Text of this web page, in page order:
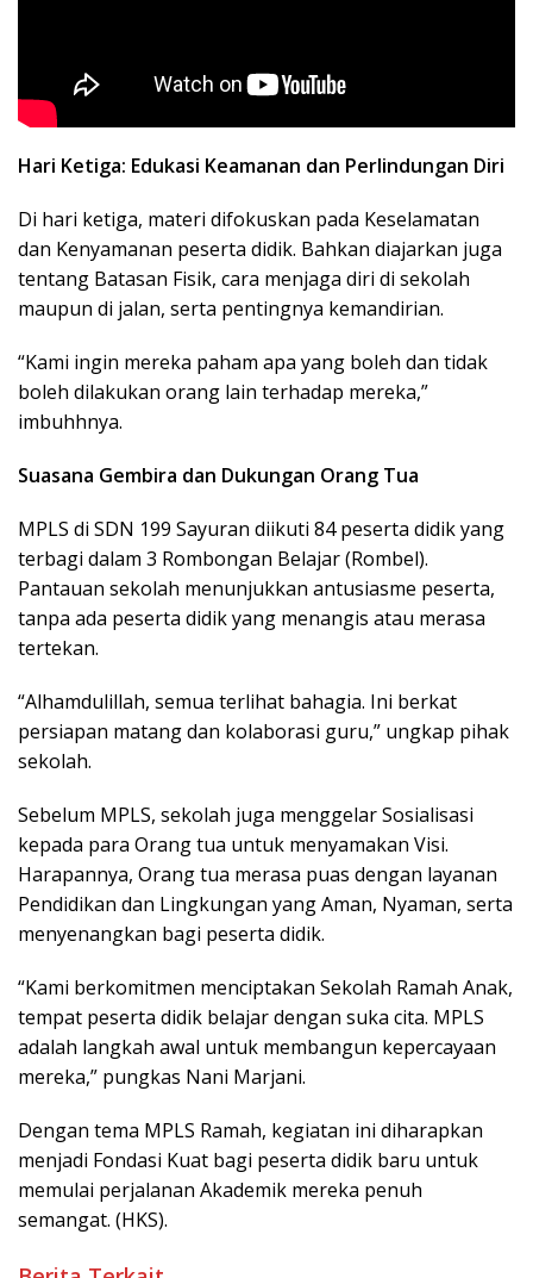
Hari Ketiga: Edukasi Keamanan dan Perlindungan Diri
Di hari ketiga, materi difokuskan pada Keselamatan
dan Kenyamanan peserta didik. Bahkan diajarkan juga
tentang Batasan Fisik, cara menjaga diri di sekolah
maupun di jalan, serta pentingnya kemandirian.
“Kami ingin mereka paham apa yang boleh dan tidak
boleh dilakukan orang lain terhadap mereka,”
imbuhhnya.
Suasana Gembira dan Dukungan Orang Tua
MPLS di SDN 199 Sayuran diikuti 84 peserta didik yang
terbagi dalam 3 Rombongan Belajar (Rombel).
Pantauan sekolah menunjukkan antusiasme peserta,
tanpa ada peserta didik yang menangis atau merasa
tertekan.
“Alhamdulillah, semua terlihat bahagia. Ini berkat
persiapan matang dan kolaborasi guru,” ungkap pihak
sekolah.
Sebelum MPLS, sekolah juga menggelar Sosialisasi
kepada para Orang tua untuk menyamakan Visi.
Harapannya, Orang tua merasa puas dengan layanan
Pendidikan dan Lingkungan yang Aman, Nyaman, serta
menyenangkan bagi peserta didik.
“Kami berkomitmen menciptakan Sekolah Ramah Anak,
tempat peserta didik belajar dengan suka cita. MPLS
adalah langkah awal untuk membangun kepercayaan
mereka,” pungkas Nani Marjani.
Dengan tema MPLS Ramah, kegiatan ini diharapkan
menjadi Fondasi Kuat bagi peserta didik baru untuk
memulai perjalanan Akademik mereka penuh
semangat. (HKS).